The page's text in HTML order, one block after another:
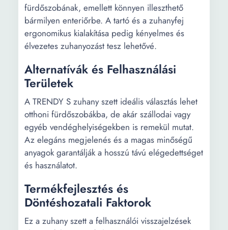
fürdőszobának, emellett könnyen illeszthető
bármilyen enteriőrbe. A tartó és a zuhanyfej
ergonomikus kialakítása pedig kényelmes és
élvezetes zuhanyozást tesz lehetővé.
Alternatívák és Felhasználási
Területek
A TRENDY S zuhany szett ideális választás lehet
otthoni fürdőszobákba, de akár szállodai vagy
egyéb vendéghelyiségekben is remekül mutat.
Az elegáns megjelenés és a magas minőségű
anyagok garantálják a hosszú távú elégedettséget
és használatot.
Termékfejlesztés és
Döntéshozatali Faktorok
Ez a zuhany szett a felhasználói visszajelzések